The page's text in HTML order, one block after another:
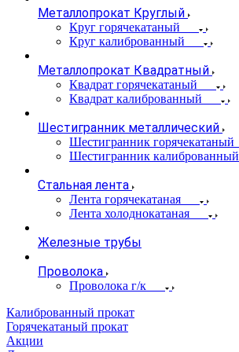
Металлопрокат Круглый
Круг горячекатаный
Круг калиброванный
Металлопрокат Квадратный
Квадрат горячекатаный
Квадрат калиброванный
Шестигранник металлический
Шестигранник горячекатаный
Шестигранник калиброванный
Стальная лента
Лента горячекатаная
Лента холоднокатаная
Железные трубы
Проволока
Проволока г/к
Калиброванный прокат
Горячекатаный прокат
Акции